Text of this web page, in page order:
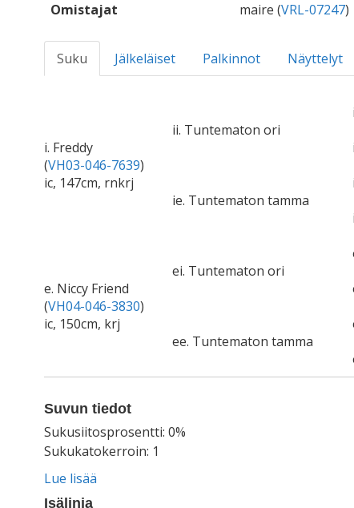
Omistajat
maire (VRL-07247)
Suku Jälkeläiset Palkinnot Näyttelyt
i. Freddy
(VH03-046-7639)
ic, 147cm, rnkrj
ii. Tuntematon ori
ie. Tuntematon tamma
e. Niccy Friend
(VH04-046-3830)
ic, 150cm, krj
ei. Tuntematon ori
ee. Tuntematon tamma
Suvun tiedot
Sukusiitosprosentti: 0%
Sukukatokerroin: 1
Lue lisää
Isälinja